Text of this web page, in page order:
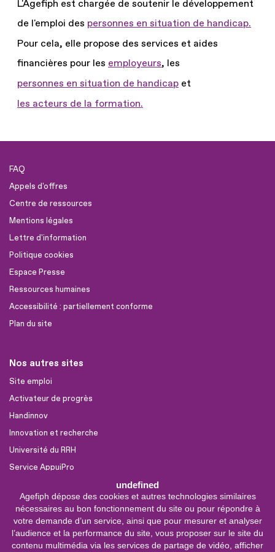
undefined
Agefiph dépose des cookies et autres technologies similaires
nécessaires au bon fonctionnement du site ou pour répondre à
votre demande d’un service, ainsi que pour mesurer et analyser
l’audience et la performance du site, vous proposer sur le site du
contenu multimédia via les services de partage de vidéo, afficher
L'Agefiph est chargée de soutenir le développement
de l'emploi des personnes en situation de handicap.
Pour cela, elle propose des services et aides
financières pour les employeurs, les
personnes en situation de handicap et
les acteurs de la formation.
FAQ
Appels d'offres
Centre de ressources
Mentions légales
Lettre d'information
Politique cookies
Espace Presse
Ressources humaines
Accessibilité : partiellement conforme
Plan du site
Nos autres sites
Site emploi
Activateur de progrès
Handinnov
Innovation et recherche
Université du RRH
Service AppuiPro
Nous suivre
Youtube
Linkedin